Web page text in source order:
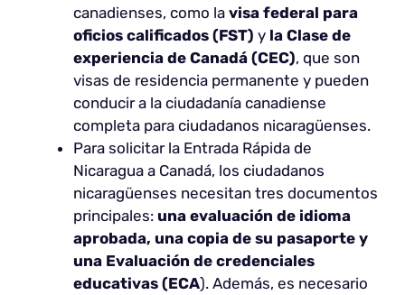
canadienses, como la visa federal para
oficios calificados (FST) y la Clase de
experiencia de Canadá (CEC), que son
visas de residencia permanente y pueden
conducir a la ciudadanía canadiense
completa para ciudadanos nicaragüenses.
Para solicitar la Entrada Rápida de
Nicaragua a Canadá, los ciudadanos
nicaragüenses necesitan tres documentos
principales: una evaluación de idioma
aprobada, una copia de su pasaporte y
una Evaluación de credenciales
educativas (ECA). Además, es necesario